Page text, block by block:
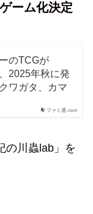
ーム化決定
ファミ通.com
のTCGが
2025年秋に発
ワガタ、カマ
の川蟲lab」を